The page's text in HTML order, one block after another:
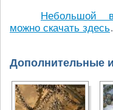
Небольшой
можно скачать здесь
Дополнительные